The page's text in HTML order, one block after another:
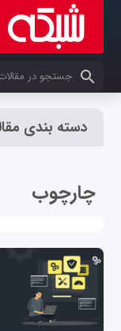
کلمات کلیدی خود
دسته بندی
چارچوب